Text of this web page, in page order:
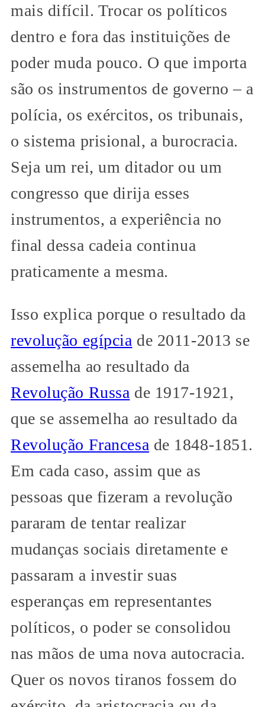
mais difícil. Trocar os políticos
dentro e fora das instituições de
poder muda pouco. O que importa
são os instrumentos de governo – a
polícia, os exércitos, os tribunais,
o sistema prisional, a burocracia.
Seja um rei, um ditador ou um
congresso que dirija esses
instrumentos, a experiência no
final dessa cadeia continua
praticamente a mesma.
Isso explica porque o resultado da
revolução egípcia de 2011-2013 se
assemelha ao resultado da
Revolução Russa de 1917-1921,
que se assemelha ao resultado da
Revolução Francesa de 1848-1851.
Em cada caso, assim que as
pessoas que fizeram a revolução
pararam de tentar realizar
mudanças sociais diretamente e
passaram a investir suas
esperanças em representantes
políticos, o poder se consolidou
nas mãos de uma nova autocracia.
Quer os novos tiranos fossem do